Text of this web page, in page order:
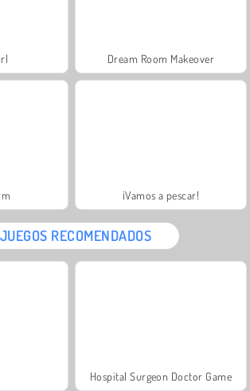
Dream Room Makeover
¡Vamos a pescar!
JUEGOS RECOMENDADOS
Hospital Surgeon Doctor Game